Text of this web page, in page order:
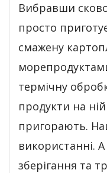
Вибравши
просто
смажену
термічну
продукти на
пригорають.
використанні.
зберігання та